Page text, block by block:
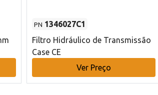
PN 1346027C1
Filtro Hidráulico de Transmissão
Case CE
Ver Preço